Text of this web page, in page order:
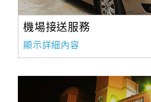
機場接送服務
顯示詳細內容